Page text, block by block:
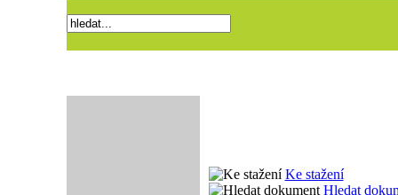
Ke stažení
Hledat